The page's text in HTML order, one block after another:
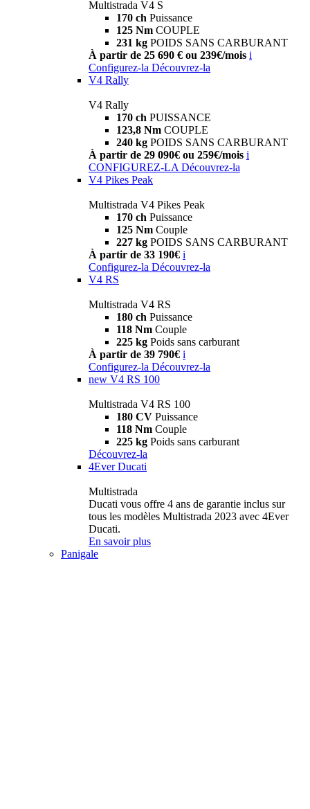
Multistrada V4 S
170 ch Puissance
125 Nm COUPLE
231 kg POIDS SANS CARBURANT
À partir de 25 690 € ou 239€/mois i
Configurez-la Découvrez-la
V4 Rally
V4 Rally
170 ch PUISSANCE
123,8 Nm COUPLE
240 kg POIDS SANS CARBURANT
À partir de 29 090€ ou 259€/mois i
CONFIGUREZ-LA Découvrez-la
V4 Pikes Peak
Multistrada V4 Pikes Peak
170 ch Puissance
125 Nm Couple
227 kg POIDS SANS CARBURANT
À partir de 33 190€ i
Configurez-la Découvrez-la
V4 RS
Multistrada V4 RS
180 ch Puissance
118 Nm Couple
225 kg Poids sans carburant
À partir de 39 790€ i
Configurez-la Découvrez-la
new V4 RS 100
Multistrada V4 RS 100
180 CV Puissance
118 Nm Couple
225 kg Poids sans carburant
Découvrez-la
4Ever Ducati
Multistrada
Ducati vous offre 4 ans de garantie inclus sur
tous les modèles Multistrada 2023 avec 4Ever
Ducati.
En savoir plus
Panigale